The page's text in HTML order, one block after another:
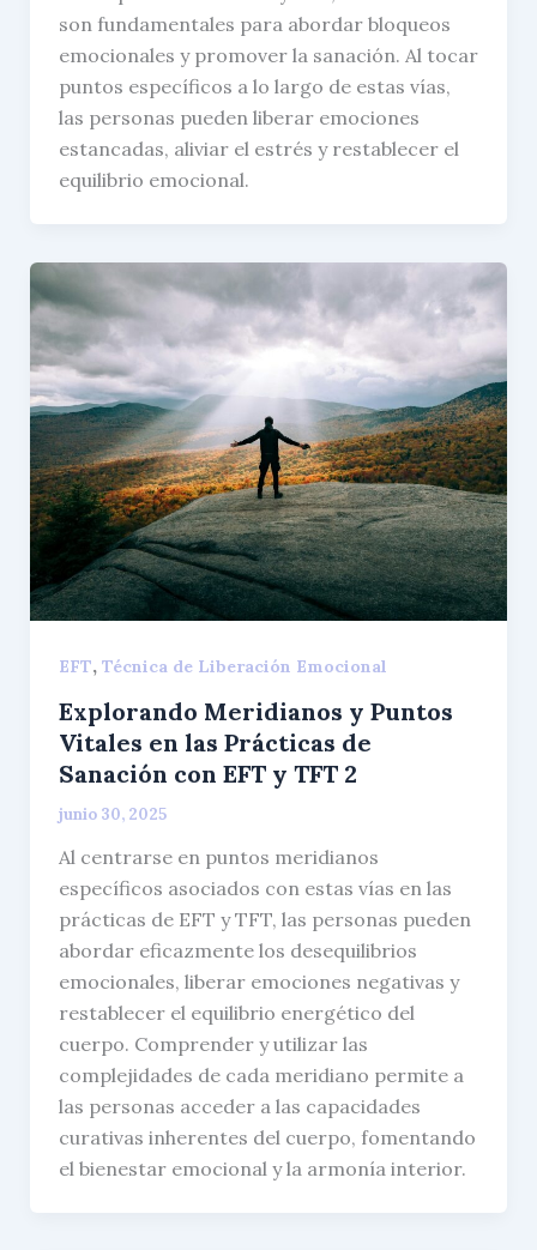
son fundamentales para abordar bloqueos
emocionales y promover la sanación. Al tocar
puntos específicos a lo largo de estas vías,
las personas pueden liberar emociones
estancadas, aliviar el estrés y restablecer el
equilibrio emocional.
EFT, Técnica de Liberación Emocional
Explorando Meridianos y Puntos
Vitales en las Prácticas de
Sanación con EFT y TFT 2
junio 30, 2025
Al centrarse en puntos meridianos
específicos asociados con estas vías en las
prácticas de EFT y TFT, las personas pueden
abordar eficazmente los desequilibrios
emocionales, liberar emociones negativas y
restablecer el equilibrio energético del
cuerpo. Comprender y utilizar las
complejidades de cada meridiano permite a
las personas acceder a las capacidades
curativas inherentes del cuerpo, fomentando
el bienestar emocional y la armonía interior.